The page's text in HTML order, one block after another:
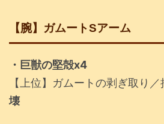
【腕】ガムートSアーム
・巨獣の堅殻x4
【上位】ガムートの剥ぎ取り
壊